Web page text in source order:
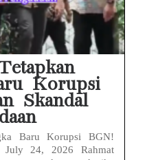
Korupsi
Skandal
Baru Korupsi BGN!
July 24, 2026 Rahmat